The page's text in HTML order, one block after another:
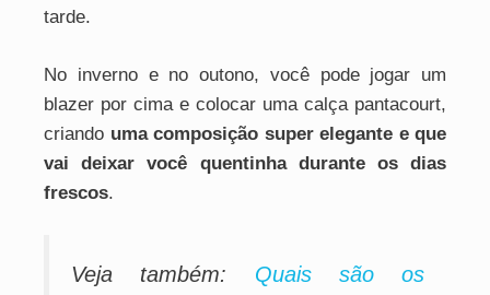
tarde.
No inverno e no outono, você pode jogar um
blazer por cima e colocar uma calça pantacourt,
criando uma composição super elegante e que
vai deixar você quentinha durante os dias
frescos.
Veja também: Quais são os